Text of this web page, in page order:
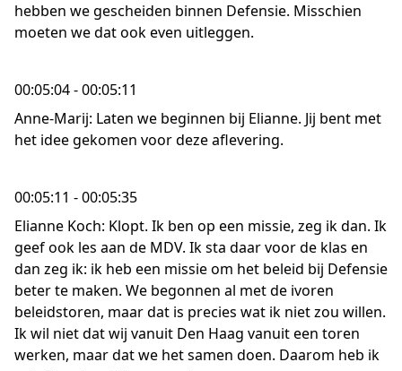
hebben we gescheiden binnen Defensie. Misschien
moeten we dat ook even uitleggen.
00:05:04 - 00:05:11
Anne-Marij: Laten we beginnen bij Elianne. Jij bent met
het idee gekomen voor deze aflevering.
00:05:11 - 00:05:35
Elianne Koch: Klopt. Ik ben op een missie, zeg ik dan. Ik
geef ook les aan de MDV. Ik sta daar voor de klas en
dan zeg ik: ik heb een missie om het beleid bij Defensie
beter te maken. We begonnen al met de ivoren
beleidstoren, maar dat is precies wat ik niet zou willen.
Ik wil niet dat wij vanuit Den Haag vanuit een toren
werken, maar dat we het samen doen. Daarom heb ik